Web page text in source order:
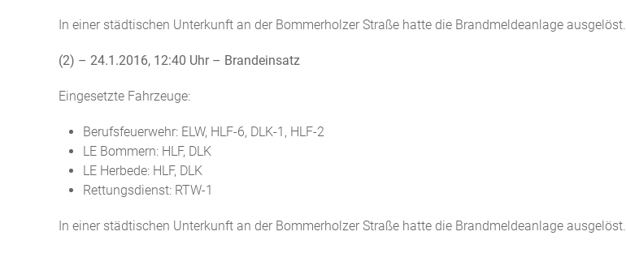
In einer städtischen Unterkunft an der Bommerholzer Straße hatte die Brandmeldeanlage ausgelöst.
(2) – 24.1.2016, 12:40 Uhr – Brandeinsatz
Eingesetzte Fahrzeuge:
Berufsfeuerwehr: ELW, HLF-6, DLK-1, HLF-2
LE Bommern: HLF, DLK
LE Herbede: HLF, DLK
Rettungsdienst: RTW-1
In einer städtischen Unterkunft an der Bommerholzer Straße hatte die Brandmeldeanlage ausgelöst.